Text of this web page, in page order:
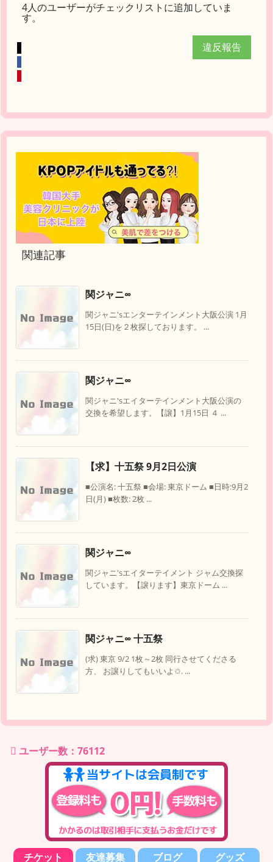
4人のユーザーがチェックリストに追加していま
す。
違反報告
関連記事
関ジャニ∞
関ジャニ'sエンターテインメント大阪公演 1月
15日(日)を２枚探しております。 ...
関ジャニ∞
関ジャニ'sエイターテインメント大阪公演の
交換を希望します。【譲】1月15日 ４ ...
【求】十五祭 9月2日公演
■公演名: 十五祭 ■会場: 東京ドーム ■日時:9月2
日(月) ■枚数: 2枚 ...
関ジャニ∞
関ジャニ'sエイターテイメント ジャム交換探
しています。【譲ります】東京ドーム ...
関ジャニ∞ 十五祭
(求) 東京 9/2 1枚～2枚 同行させてくださる
方、 お譲りしてもいいよ✩. ...
ユーザー数：76112
チケット 友達募集 ブログ グッズ